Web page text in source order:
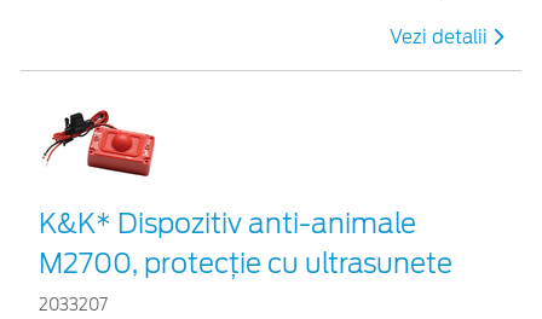
Vezi detalii
K&K* Dispozitiv anti-animale
M2700, protecție cu ultrasunete
2033207